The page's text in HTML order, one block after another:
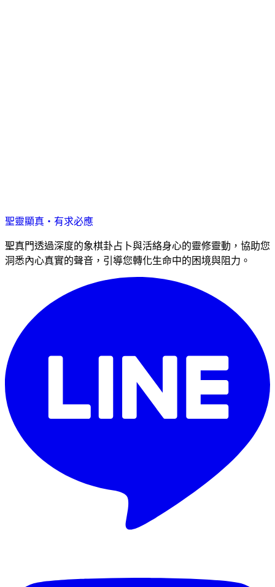
聖靈顯真・有求必應
聖真門透過深度的象棋卦占卜與活絡身心的靈修靈動，協助您
洞悉內心真實的聲音，引導您轉化生命中的困境與阻力。